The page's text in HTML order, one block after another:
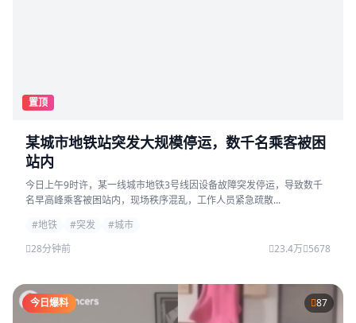
置顶
某城市地铁站突发大规模停运，数千名乘客被困
站内
今日上午9时许，某一线城市地铁3号线因设备故障突发停运，导致数千
名早高峰乘客被困站内，现场秩序混乱，工作人员紧急疏散...
#地铁
#突发
#城市
28分钟前
23.4万 5678
今日爆料 87